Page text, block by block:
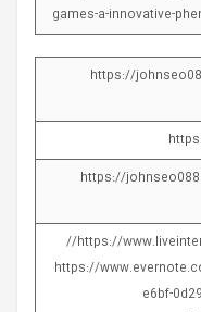
games-a-innovative-
https://
https://
https://
https://
e6bf-